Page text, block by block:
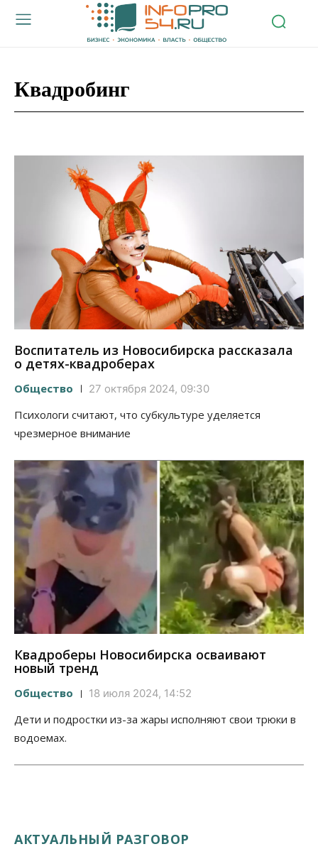
Квадробинг
Воспитатель из Новосибирска рассказала
о детях-квадроберах
Общество 27 октября 2024, 09:30
Психологи считают, что субкультуре уделяется
чрезмерное внимание
Квадроберы Новосибирска осваивают
новый тренд
Общество 18 июля 2024, 14:52
Дети и подростки из-за жары исполняют свои трюки в
водоемах.
АКТУАЛЬНЫЙ РАЗГОВОР